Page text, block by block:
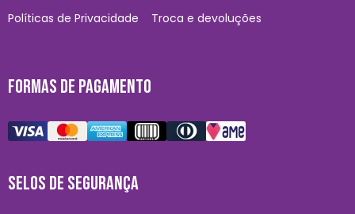
Políticas de Privacidade Troca e devoluções
FORMAS DE PAGAMENTO
SELOS DE SEGURANÇA